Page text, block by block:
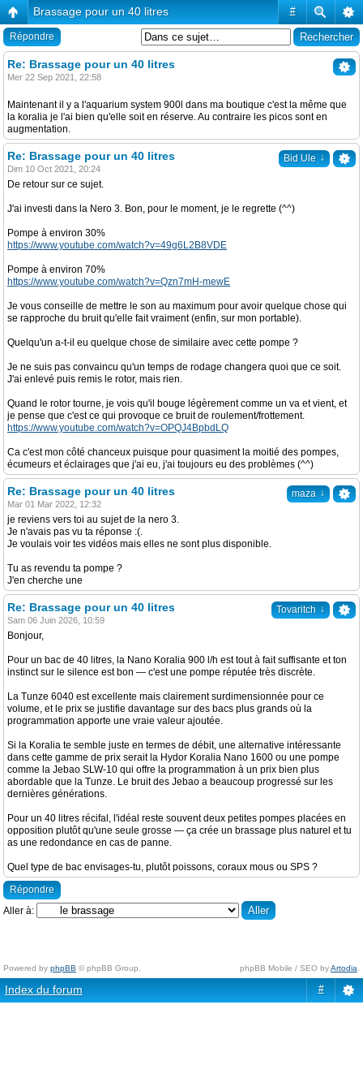
#
Brassage pour un 40 litres
Répondre
Re: Brassage pour un 40 litres
Mer 22 Sep 2021, 22:58
Maintenant il y a l'aquarium system 900l dans ma boutique c'est la même que
la koralia je l'ai bien qu'elle soit en réserve. Au contraire les picos sont en
augmentation.
Bid Ule ↓
Re: Brassage pour un 40 litres
Dim 10 Oct 2021, 20:24
De retour sur ce sujet.
J'ai investi dans la Nero 3. Bon, pour le moment, je le regrette (^^)
Pompe à environ 30%
https://www.youtube.com/watch?v=49g6L2B8VDE
Pompe à environ 70%
https://www.youtube.com/watch?v=Qzn7mH-mewE
Je vous conseille de mettre le son au maximum pour avoir quelque chose qui
se rapproche du bruit qu'elle fait vraiment (enfin, sur mon portable).
Quelqu'un a-t-il eu quelque chose de similaire avec cette pompe ?
Je ne suis pas convaincu qu'un temps de rodage changera quoi que ce soit.
J'ai enlevé puis remis le rotor, mais rien.
Quand le rotor tourne, je vois qu'il bouge légèrement comme un va et vient, et
je pense que c'est ce qui provoque ce bruit de roulement/frottement.
https://www.youtube.com/watch?v=OPQJ4BpbdLQ
Ca c'est mon côté chanceux puisque pour quasiment la moitié des pompes,
écumeurs et éclairages que j'ai eu, j'ai toujours eu des problèmes (^^)
maza ↓
Re: Brassage pour un 40 litres
Mar 01 Mar 2022, 12:32
je reviens vers toi au sujet de la nero 3.
Je n'avais pas vu ta réponse :(.
Je voulais voir tes vidéos mais elles ne sont plus disponible.
Tu as revendu ta pompe ?
J'en cherche une
Tovaritch ↓
Re: Brassage pour un 40 litres
Sam 06 Juin 2026, 10:59
Bonjour,
Pour un bac de 40 litres, la Nano Koralia 900 l/h est tout à fait suffisante et ton
instinct sur le silence est bon — c'est une pompe réputée très discrète.
La Tunze 6040 est excellente mais clairement surdimensionnée pour ce
volume, et le prix se justifie davantage sur des bacs plus grands où la
programmation apporte une vraie valeur ajoutée.
Si la Koralia te semble juste en termes de débit, une alternative intéressante
dans cette gamme de prix serait la Hydor Koralia Nano 1600 ou une pompe
comme la Jebao SLW-10 qui offre la programmation à un prix bien plus
abordable que la Tunze. Le bruit des Jebao a beaucoup progressé sur les
dernières générations.
Pour un 40 litres récifal, l'idéal reste souvent deux petites pompes placées en
opposition plutôt qu'une seule grosse — ça crée un brassage plus naturel et tu
as une redondance en cas de panne.
Quel type de bac envisages-tu, plutôt poissons, coraux mous ou SPS ?
Répondre
Aller à:
Powered by phpBB © phpBB Group. phpBB Mobile / SEO byArtodia
Index du forum #